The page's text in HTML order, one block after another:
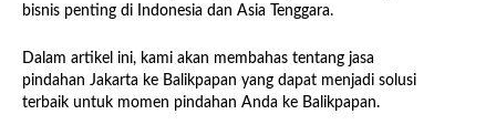
bisnis penting di Indonesia dan Asia Tenggara.
Dalam artikel ini, kami akan membahas tentang jasa
pindahan Jakarta ke Balikpapan yang dapat menjadi solusi
terbaik untuk momen pindahan Anda ke Balikpapan.